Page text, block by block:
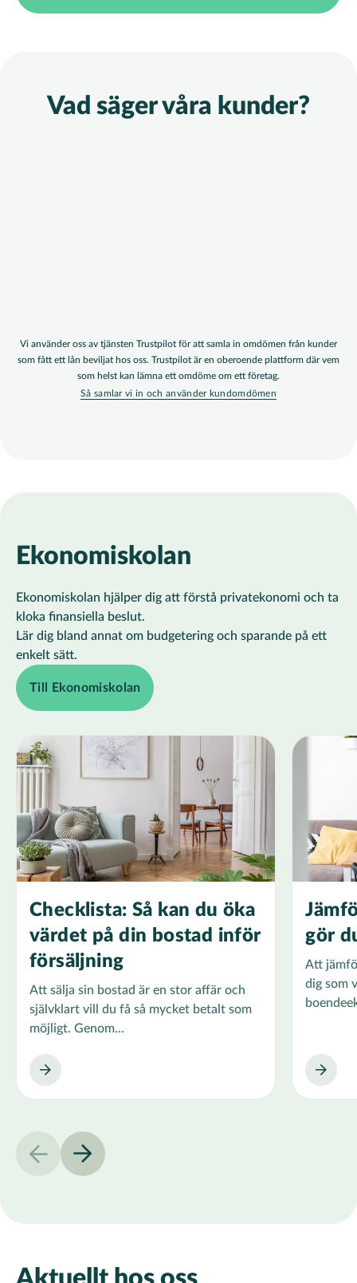
Vad säger våra kunder?
Vi använder oss av tjänsten Trustpilot för att samla in omdömen från kunder
som fått ett lån beviljat hos oss. Trustpilot är en oberoende plattform där vem
som helst kan lämna ett omdöme om ett företag.
Så samlar vi in och använder kundomdömen
Sektionstitel
Ekonomiskolan
Ekonomiskolan hjälper dig att förstå privatekonomi och ta
kloka finansiella beslut.
Lär dig bland annat om budgetering och sparande på ett
enkelt sätt.
Till Ekonomiskolan
Checklista: Så kan du öka
värdet på din bostad inför
försäljning
Att sälja sin bostad är en stor affär och
självklart vill du få så mycket betalt som
möjligt. Genom...
gör
Att
dig som